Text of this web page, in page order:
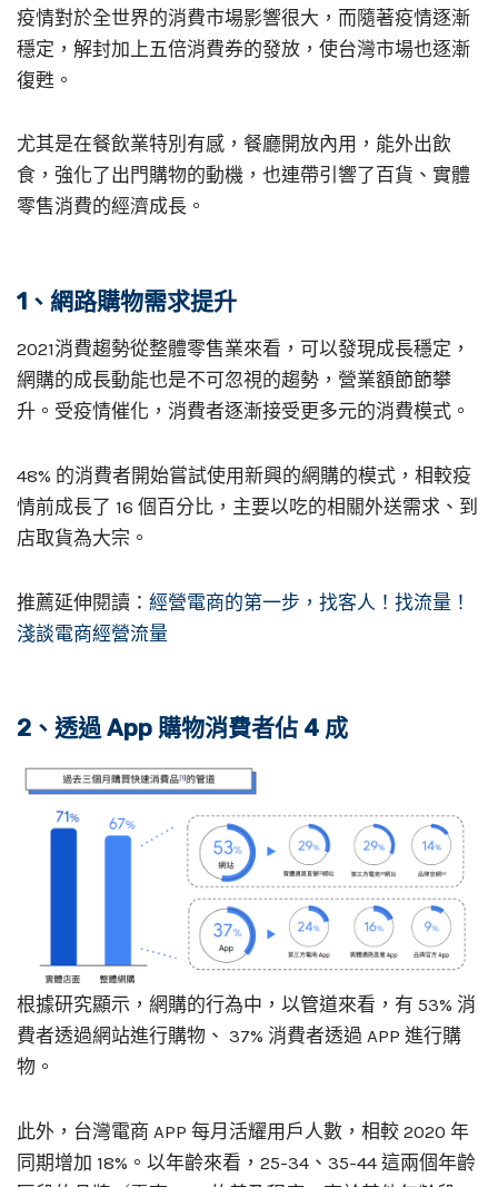
疫情對於全世界的消費市場影響很大，而隨著疫情逐漸
穩定，解封加上五倍消費券的發放，使台灣市場也逐漸
復甦。
尤其是在餐飲業特別有感，餐廳開放內用，能外出飲
食，強化了出門購物的動機，也連帶引響了百貨、實體
零售消費的經濟成長。
1、網路購物需求提升
2021消費趨勢從整體零售業來看，可以發現成長穩定，
網購的成長動能也是不可忽視的趨勢，營業額節節攀
升。受疫情催化，消費者逐漸接受更多元的消費模式。
48% 的消費者開始嘗試使用新興的網購的模式，相較疫
情前成長了 16 個百分比，主要以吃的相關外送需求、到
店取貨為大宗。
推薦延伸閱讀： 經營電商的第一步，找客人！找流量！
淺談電商經營流量
2、透過 App 購物消費者佔 4 成
根據研究顯示，網購的行為中，以管道來看，有 53% 消
費者透過網站進行購物、 37% 消費者透過 APP 進行購
物。
此外，台灣電商 APP 每月活耀用戶人數，相較 2020 年
同期增加 18%。以年齡來看，25-34、35-44 這兩個年齡